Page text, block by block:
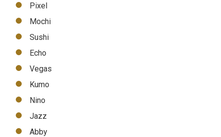
Pixel
Mochi
Sushi
Echo
Vegas
Kumo
Nino
Jazz
Abby